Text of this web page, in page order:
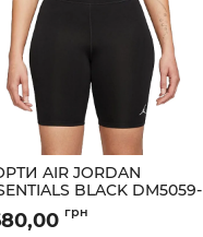
AIR JORDAN
BLACK DM5059-
DM5059-010-L
грн